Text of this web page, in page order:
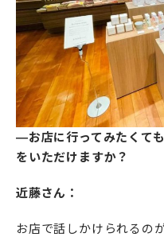
―お店に行ってみたくて
をいただけますか？
近藤さん：
お店で話しかけられるの